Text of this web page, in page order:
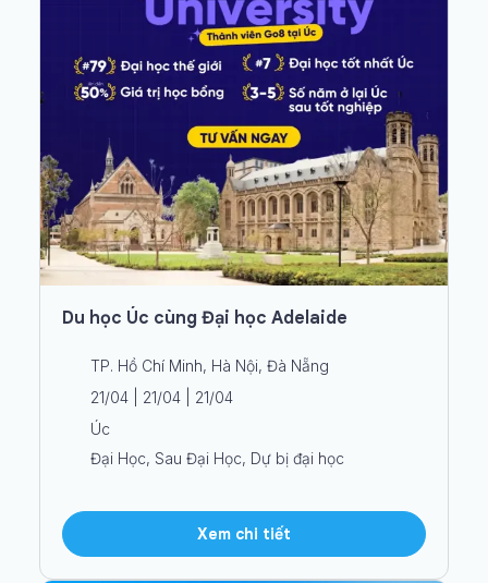
Du học Úc cùng Đại học Adelaide
TP. Hồ Chí Minh, Hà Nội, Đà Nẵng
21/04 | 21/04 | 21/04
Úc
Đại Học, Sau Đại Học, Dự bị đại học
Xem chi tiết